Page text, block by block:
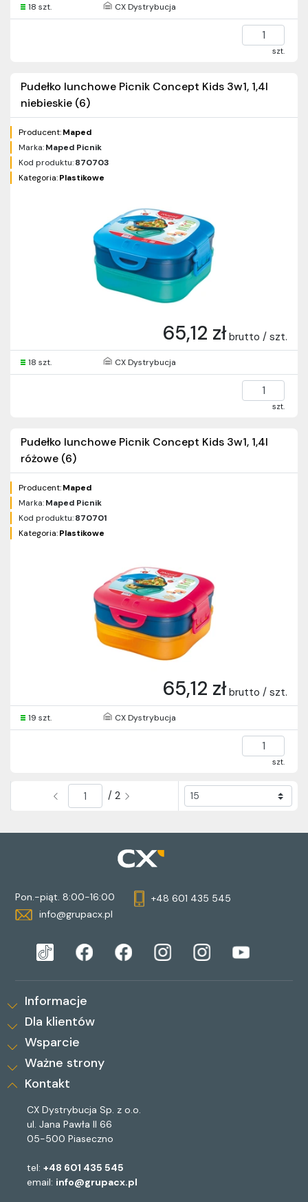
18 szt. CX Dystrybucja
szt.
Pudełko lunchowe Picnik Concept Kids 3w1, 1,4l
niebieskie (6)
Producent:Maped
Marka:Maped Picnik
Kod produktu:870703
Kategoria:Plastikowe
65,12 zł brutto / szt.
18 szt. CX Dystrybucja
szt.
Pudełko lunchowe Picnik Concept Kids 3w1, 1,4l
różowe (6)
Producent:Maped
Marka:Maped Picnik
Kod produktu:870701
Kategoria:Plastikowe
65,12 zł brutto / szt.
19 szt. CX Dystrybucja
szt.
/ 2
Pon.-piąt. 8:00-16:00
+48 601 435 545
info@grupacx.pl
Informacje
Dla klientów
Wsparcie
Ważne strony
Kontakt
CX Dystrybucja Sp. z o.o.
ul. Jana Pawła II 66
05-500 Piaseczno
tel: +48 601 435 545
email: info@grupacx.pl